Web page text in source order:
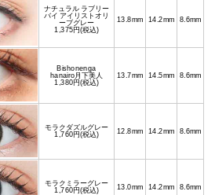
ナチュラル ラブリー
バイ アイリストオリ
ーブグレー
1,375円(税込)
13.8mm 14.2mm 8.6mm
Bishonenga
hanairo月下美人
1,380円(税込)
13.7mm 14.5mm 8.6mm
モラクダズルグレー
1,760円(税込)
12.8mm 14.2mm 8.6mm
モラクミラーグレー
1,760円(税込)
13.0mm 14.2mm 8.6mm